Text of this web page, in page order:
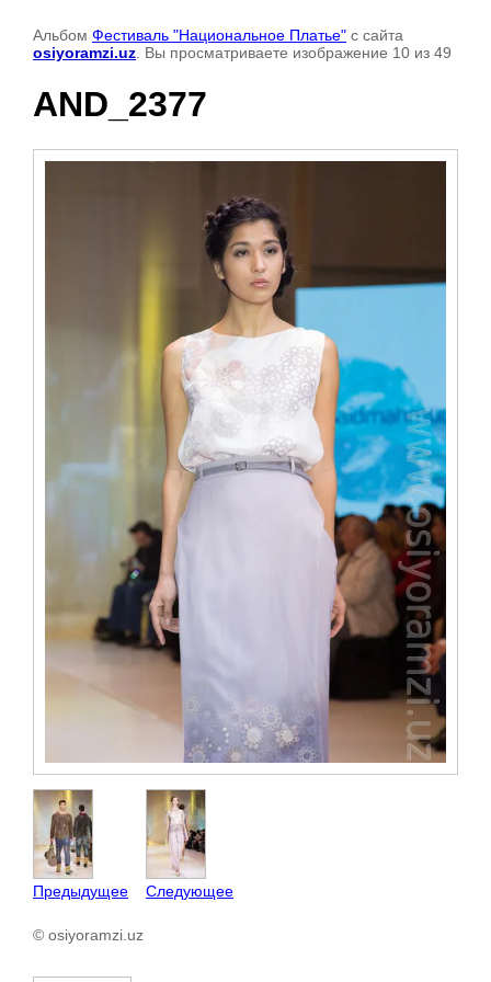
Альбом Фестиваль "Национальное Платье" с сайта
osiyoramzi.uz . Вы просматриваете изображение 10 из 49
AND_2377
Предыдущее Следующее
© osiyoramzi.uz